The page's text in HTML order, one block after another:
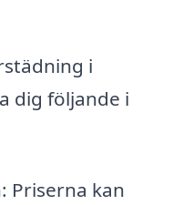
i
dig följande i
Priserna kan